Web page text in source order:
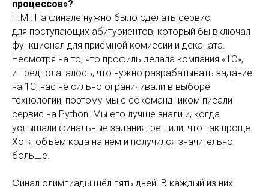
процессов»?
Н.М.: На финале нужно было сделать сервис
для поступающих абитуриентов, который бы включал
функционал для приёмной комиссии и деканата.
Несмотря на то, что профиль делала компания «1С»,
и предполагалось, что нужно разрабатывать задание
на 1С, нас не сильно ограничивали в выборе
технологии, поэтому мы с сокомандником писали
сервис на Python. Мы его лучше знали и, когда
услышали финальные задания, решили, что так проще.
Хотя объём кода на нём и получился значительно
больше.
Финал олимпиады шёл пять дней. В каждый из них